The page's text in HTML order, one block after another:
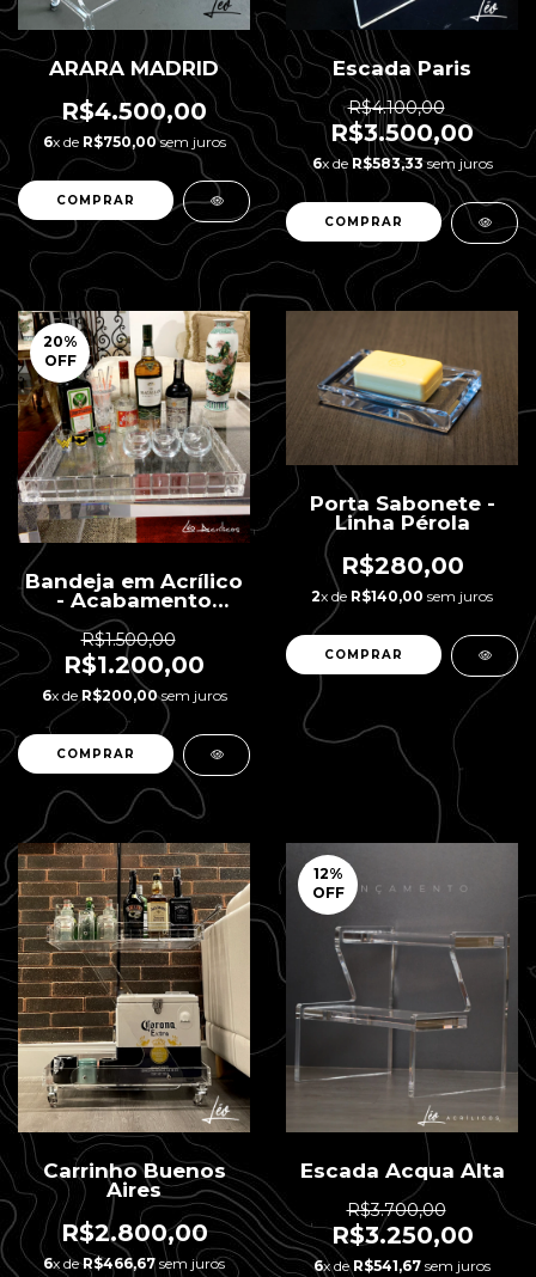
ARARA MADRID
R$4.500,00
6x de R$750,00sem juros
Escada Paris
R$4.100,00
R$3.500,00
6x de R$583,33sem juros
20%
OFF
Bandeja em Acrílico
- Acabamento
Bisotê
R$1.500,00
R$1.200,00
6x de R$200,00sem juros
Porta Sabonete -
Linha Pérola
R$280,00
2x de R$140,00 sem juros
Carrinho Buenos
Aires
R$2.800,00
6x deR$466,67 sem juros
12%
OFF
Escada Acqua Alta
R$3.700,00
R$3.250,00
6x deR$541,67 sem juros